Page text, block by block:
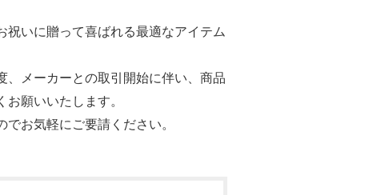
祝いに贈って喜ばれる最適なアイテム
、メーカーとの取引開始に伴い、商品
願いいたします。
お気軽にご要請ください。